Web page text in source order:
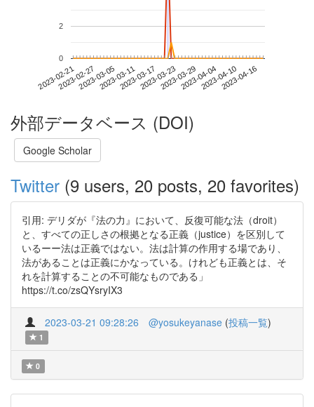
2023-02-212023-02-272023-03-052023-03-112023-03-172023-03-232023-03-292023-04-042023-04-102023-04-16
0
2
外部データベース (DOI)
Google Scholar
Twitter (9 users, 20 posts, 20 favorites)
引用: デリダが『法の力』において、反復可能な法（droit）
と、すべての正しさの根拠となる正義（justice）を区別して
いるーー法は正義ではない。法は計算の作用する場であり、
法があることは正義にかなっている。けれども正義とは、そ
れを計算することの不可能なものである」
https://t.co/zsQYsryIX3
2023-03-21 09:28:26 @yosukeyanase (投稿一覧)
1
0